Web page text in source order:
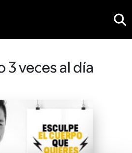
3 veces al día